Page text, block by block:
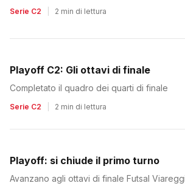
Serie C2 2 min di lettura
Playoff C2: Gli ottavi di finale
Completato il quadro dei quarti di finale
Serie C2 2 min di lettura
Playoff: si chiude il primo turno
Avanzano agli ottavi di finale Futsal